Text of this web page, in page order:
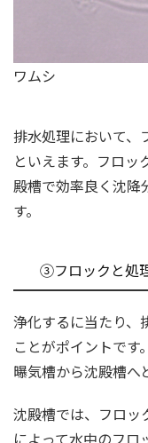
ワムシ
排水処理において、
といえます。フロ
殿槽で効率良く沈降
す。
③フロックと処
浄化するに当たり、
ことがポイントです
曝気槽から沈殿槽へ
沈殿槽では、フロッ